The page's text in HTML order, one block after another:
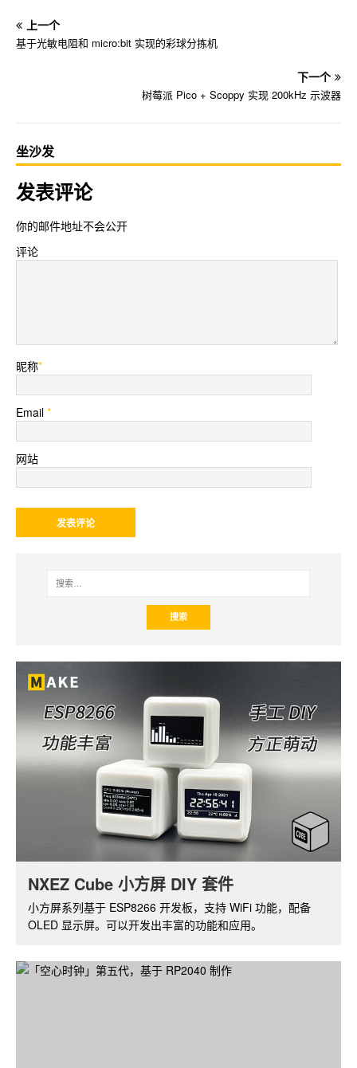
上一个
基于光敏电阻和 micro:bit 实现的彩球分拣机
下一个
树莓派 Pico + Scoppy 实现 200kHz 示波器
坐沙发
发表评论
你的邮件地址不会公开
评论
昵称*
Email *
网站
NXEZ Cube 小方屏 DIY 套件
小方屏系列基于 ESP8266 开发板，支持 WiFi 功能，配备
OLED 显示屏。可以开发出丰富的功能和应用。
树莓派摄像头套件
基于树莓派 ZERO W，带红外夜视功能的摄像头套件。通过
软件可实现视频的实时监控和无线传输。